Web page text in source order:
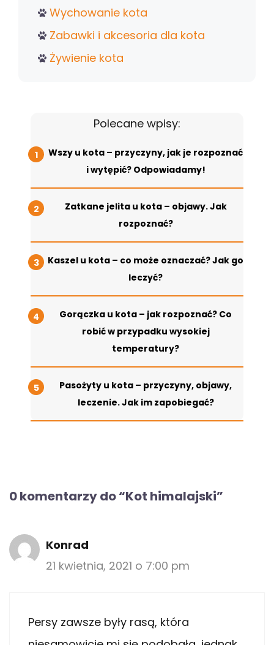
Wychowanie kota
Zabawki i akcesoria dla kota
Żywienie kota
Polecane wpisy:
Wszy u kota – przyczyny, jak je rozpoznać
i wytępić? Odpowiadamy!
Zatkane jelita u kota – objawy. Jak
rozpoznać?
Kaszel u kota – co może oznaczać? Jak go
leczyć?
Gorączka u kota – jak rozpoznać? Co
robić w przypadku wysokiej
temperatury?
Pasożyty u kota – przyczyny, objawy,
leczenie. Jak im zapobiegać?
0 komentarzy do “Kot himalajski”
Konrad
21 kwietnia, 2021 o 7:00 pm
Persy zawsze były rasą, która